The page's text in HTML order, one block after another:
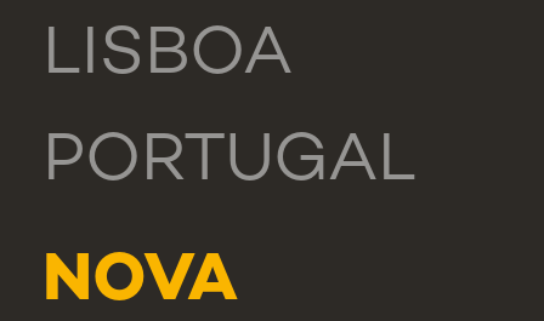
LISBOA
PORTUGAL
NOVA